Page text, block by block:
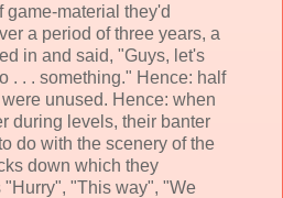
material they'd
a period of three years, a
in and said, "Guys, let's
. . . something." Hence: half
unused. Hence: when
during levels, their banter
do with the scenery of the
down which they
"This way", "We